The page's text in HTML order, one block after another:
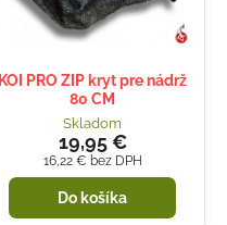
KOI PRO ZIP kryt pre nádrž
80 CM
Skladom
19,95 €
16,22 € bez DPH
Do košíka